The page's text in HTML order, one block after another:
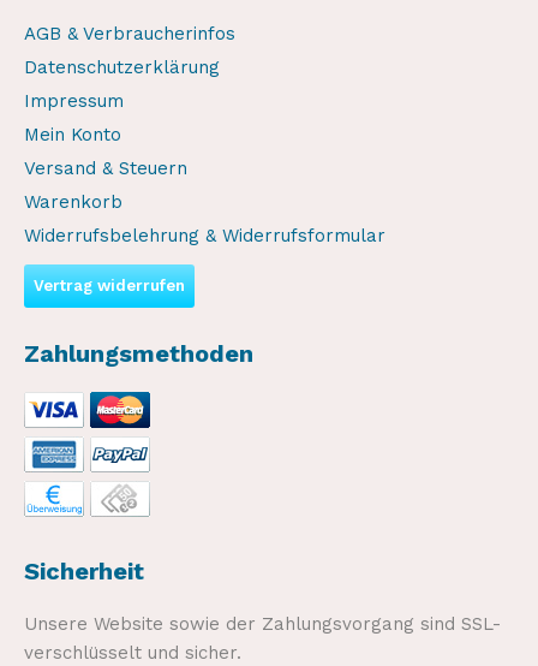
AGB & Verbraucherinfos
Datenschutzerklärung
Impressum
Mein Konto
Versand & Steuern
Warenkorb
Widerrufsbelehrung & Widerrufsformular
Vertrag widerrufen
Zahlungsmethoden
Sicherheit
Unsere Website sowie der Zahlungsvorgang sind SSL-
verschlüsselt und sicher.